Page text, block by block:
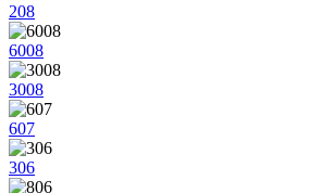
208
6008
3008
607
306